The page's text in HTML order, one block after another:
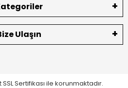
Ulaşın
Sertifikası ile korunmaktadır.